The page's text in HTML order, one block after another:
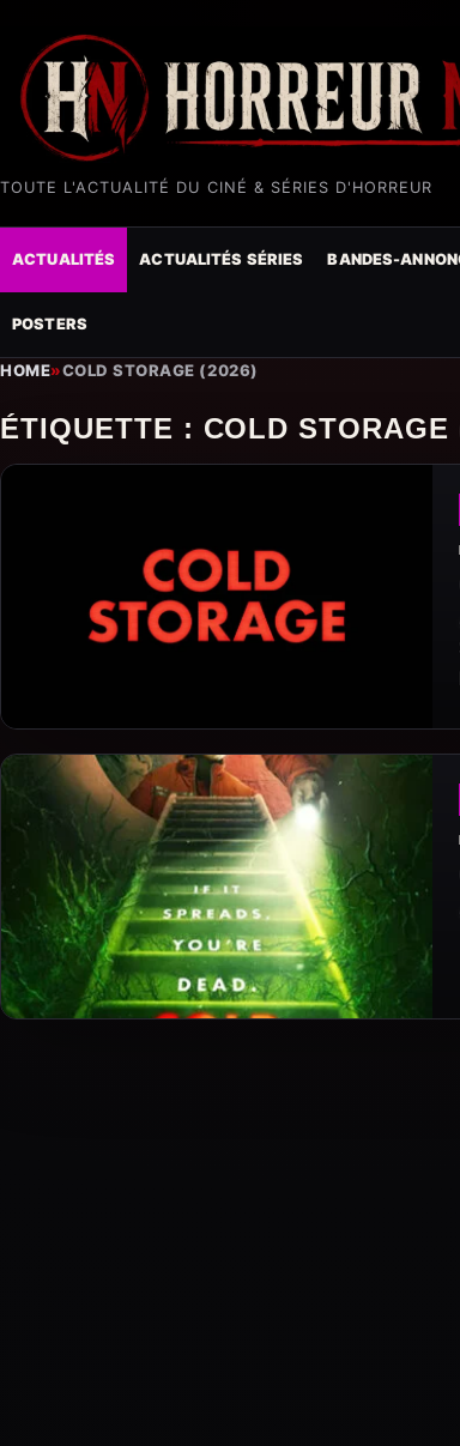
TOUTE L'ACTUALITÉ DU CINÉ & SÉRIES D'HORREUR
ACTUALITÉS ACTUALITÉS SÉRIES BANDES-
POSTERS
HOME»COLD STORAGE (2026)
ÉTIQUETTE : COLD STORAGE